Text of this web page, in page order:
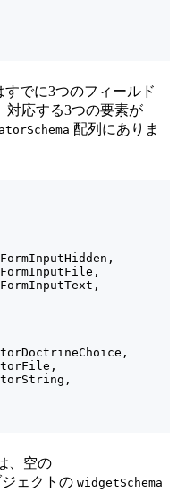
すでに3つのフィールド
対応する3つの要素が
配列にありま
、空の
ェクトの widgetSchema